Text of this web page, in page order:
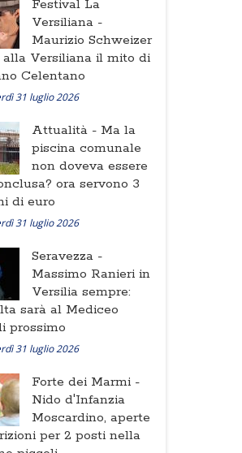
Festival La
Versiliana -
Maurizio Schweizer
alla Versiliana il mito di
Celentano
31 luglio 2026
Attualità - Ma la
piscina comunale
non doveva essere
ora servono 3
di euro
31 luglio 2026
Seravezza -
Massimo Ranieri in
Versilia sempre:
sarà al Mediceo
prossimo
31 luglio 2026
Forte dei Marmi -
Nido d'Infanzia
Moscardino, aperte
per 2 posti nella